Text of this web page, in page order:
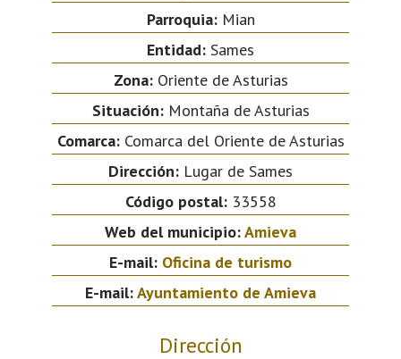
Parroquia:Mian
Entidad: Sames
Zona:Oriente de Asturias
Situación:Montaña de Asturias
Comarca:Comarca del Oriente de Asturias
Dirección: Lugar de Sames
Código postal:33558
Web del municipio:Amieva
E-mail: Oficina de turismo
E-mail:Ayuntamiento de Amieva
Dirección